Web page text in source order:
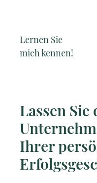
Lernen Sie
mich kennen!
Lassen Sie
Ihrer